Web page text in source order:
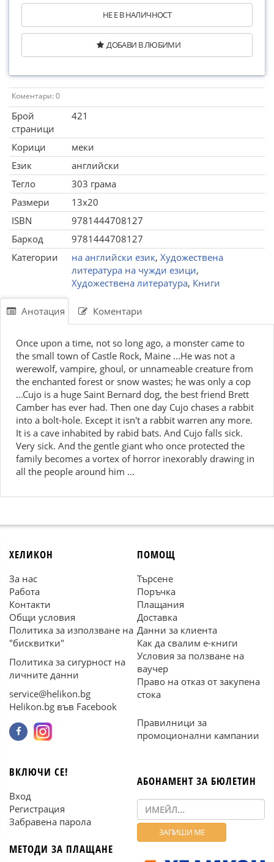
НЕ Е В НАЛИЧНОСТ
ДОБАВИ В ЛЮБИМИ
Коментари: 0
Брой
страници
421
Корици
меки
Език
английски
Тегло
303 грама
Размери
13x20
ISBN
9781444708127
Баркод
9781444708127
Категории
на английски език, Художествена
литература на чужди езици,
Художествена литература, Книги
Анотация Коментари
Once upon a time, not so long ago, a monster came to
the small town of Castle Rock, Maine ...He was not a
werewolf, vampire, ghoul, or unnameable creature from
the enchanted forest or snow wastes; he was only a cop
...Cujo is a huge Saint Bernard dog, the best friend Brett
Camber has ever had. Then one day Cujo chases a rabbit
into a bolt-hole. Except it isn't a rabbit warren any more.
It is a cave inhabited by rabid bats. And Cujo falls sick.
Very sick. And the gentle giant who once protected the
family becomes a vortex of horror inexorably drawing in
all the people around him ...
ХЕЛИКОН
За нас
Работа
Контакти
Общи условия
Политика за използване на
"бисквитки"
Политика за сигурност на
личните данни
service@helikon.bg
Helikon.bg във Facebook
ПОМОЩ
Търсене
Поръчка
Плащания
Доставка
Данни за клиента
Как да свалим е-книги
Условия за ползване на
ваучер
Право на отказ от закупена
стока
Правилници за
промоционални кампании
ВКЛЮЧИ СЕ!
Вход
Регистрация
Забравена парола
МЕТОДИ ЗА ПЛАЩАНЕ
АБОНАМЕНТ ЗА БЮЛЕТИН